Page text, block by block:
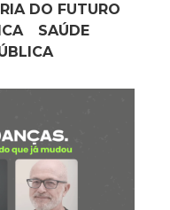
DO FUTURO
SAÚDE